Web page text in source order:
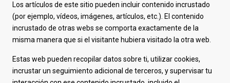
Los artículos de este sitio pueden incluir contenido incrustado
(por ejemplo, vídeos, imágenes, artículos, etc.). El contenido
incrustado de otras webs se comporta exactamente de la
misma manera que si el visitante hubiera visitado la otra web.
Estas web pueden recopilar datos sobre ti, utilizar cookies,
incrustar un seguimiento adicional de terceros, y supervisar tu